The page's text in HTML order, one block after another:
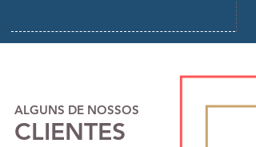
ALGUNS DE NOSSOS
CLIENTES